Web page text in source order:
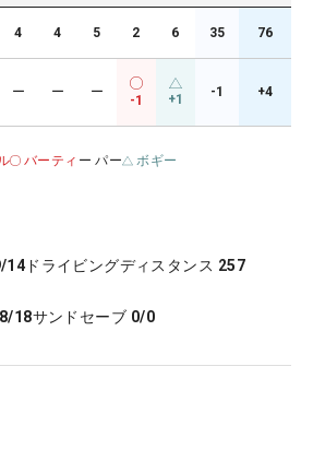
4 4 5 2 6 35 76
ー ー ー
-1 +1 -1 +4
バーティ ー パー ボギー
14 ドライビングディスタンス 257
8/18サンドセーブ 0/0